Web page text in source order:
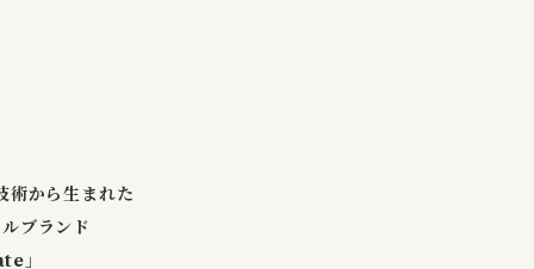
術から生まれた
ブランド
」